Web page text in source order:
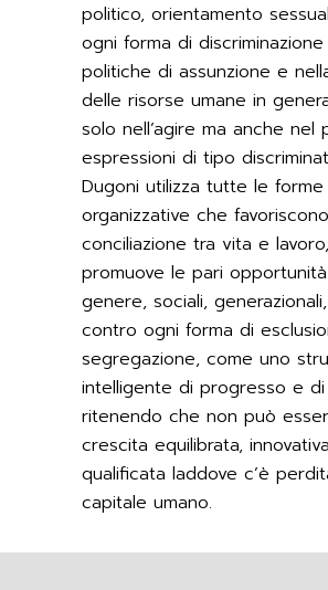
politico, orientamento
ogni forma di
politiche di assunzione e
delle risorse umane in
solo nell’agire ma anche nel
espressioni di tipo
Dugoni utilizza tutte le forme
organizzative che
conciliazione tra vita e lavoro,
promuove le pari
genere, sociali,
contro ogni forma di
segregazione, come uno
intelligente di progresso e di
ritenendo che non può
crescita equilibrata,
qualificata laddove c’è
capitale umano.